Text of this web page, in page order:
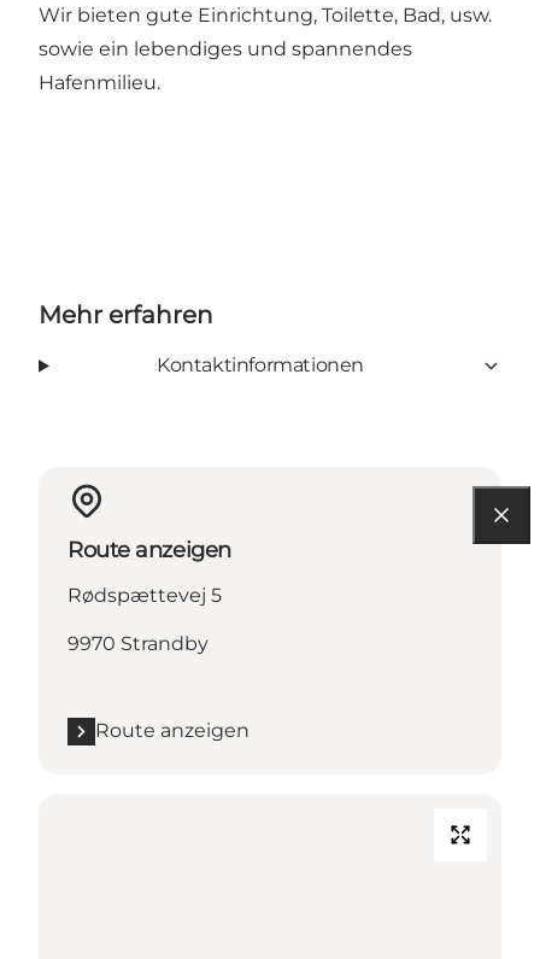
Wir bieten gute Einrichtung, Toilette, Bad, usw.
sowie ein lebendiges und spannendes
Hafenmilieu.
Mehr erfahren
Kontaktinformationen
Route anzeigen
Rødspættevej 5
9970 Strandby
Route anzeigen